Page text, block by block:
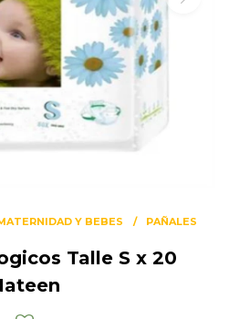
Y BEBES PAÑALES
Talle S x 20